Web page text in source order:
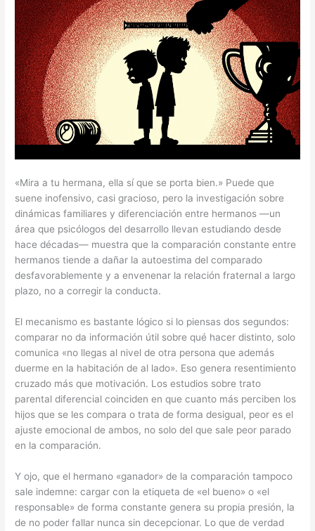
«Mira a tu hermana, ella sí que se porta bien.» Puede que
suene inofensivo, casi gracioso, pero la investigación sobre
dinámicas familiares y diferenciación entre hermanos —un
área que psicólogos del desarrollo llevan estudiando desde
hace décadas— muestra que la comparación constante entre
hermanos tiende a dañar la autoestima del comparado
desfavorablemente y a envenenar la relación fraternal a largo
plazo, no a corregir la conducta.
El mecanismo es bastante lógico si lo piensas dos segundos:
comparar no da información útil sobre qué hacer distinto, solo
comunica «no llegas al nivel de otra persona que además
duerme en la habitación de al lado». Eso genera resentimiento
cruzado más que motivación. Los estudios sobre trato
parental diferencial coinciden en que cuanto más perciben los
hijos que se les compara o trata de forma desigual, peor es el
ajuste emocional de ambos, no solo del que sale peor parado
en la comparación.
Y ojo, que el hermano «ganador» de la comparación tampoco
sale indemne: cargar con la etiqueta de «el bueno» o «el
responsable» de forma constante genera su propia presión, la
de no poder fallar nunca sin decepcionar. Lo que de verdad